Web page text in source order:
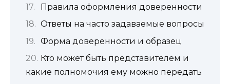
Правила оформления доверенности
Ответы на часто задаваемые вопросы
Форма доверенности и образец
Кто может быть представителем и
какие полномочия ему можно передать